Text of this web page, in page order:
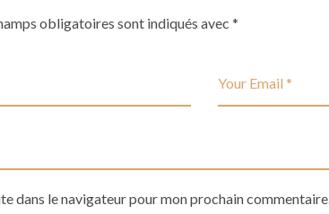
obligatoires sont indiqués avec *
dans le navigateur pour mon prochain commentaire.